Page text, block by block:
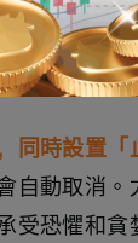
時設置「
自動取消
受恐懼和